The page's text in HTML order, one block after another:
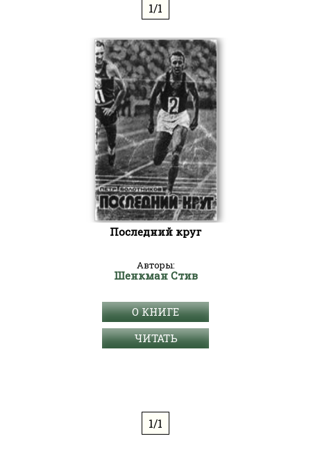
1/1
Последний круг
Авторы:
Шенкман Стив
О КНИГЕ
ЧИТАТЬ
1/1